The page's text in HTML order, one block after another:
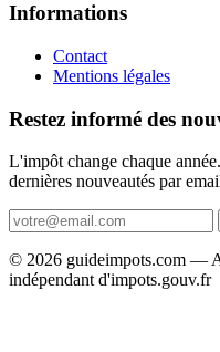
Informations
Contact
Mentions légales
Restez informé des
L'impôt change chaque
dernières nouveautés par
© 2026 guideimpots.com —
indépendant d'impots.gouv.fr